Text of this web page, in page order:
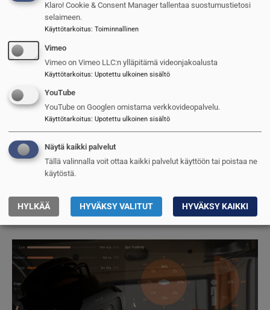
Droonien vihollinen
21.5.2026 Reijo Ruokanen
Kuva
Klaro! Cookie & Consent Manager tallentaa suostumustietosi
selaimeen.
Käyttötarkoitus: Toiminnallinen
Vimeo
Vimeo on Vimeo LLC:n ylläpitämä videonjakoalusta
Käyttötarkoitus: Upotettu ulkoinen sisältö
YouTube
YouTube on Googlen omistama verkkovideopalvelu.
Käyttötarkoitus: Upotettu ulkoinen sisältö
Näytä kaikki palvelut
Tällä valinnalla voit ottaa kaikki palvelut käyttöön tai poistaa ne
käytöstä.
HYLKÄÄ HYVÄKSY VALITUT HYVÄKSY KAIKKI